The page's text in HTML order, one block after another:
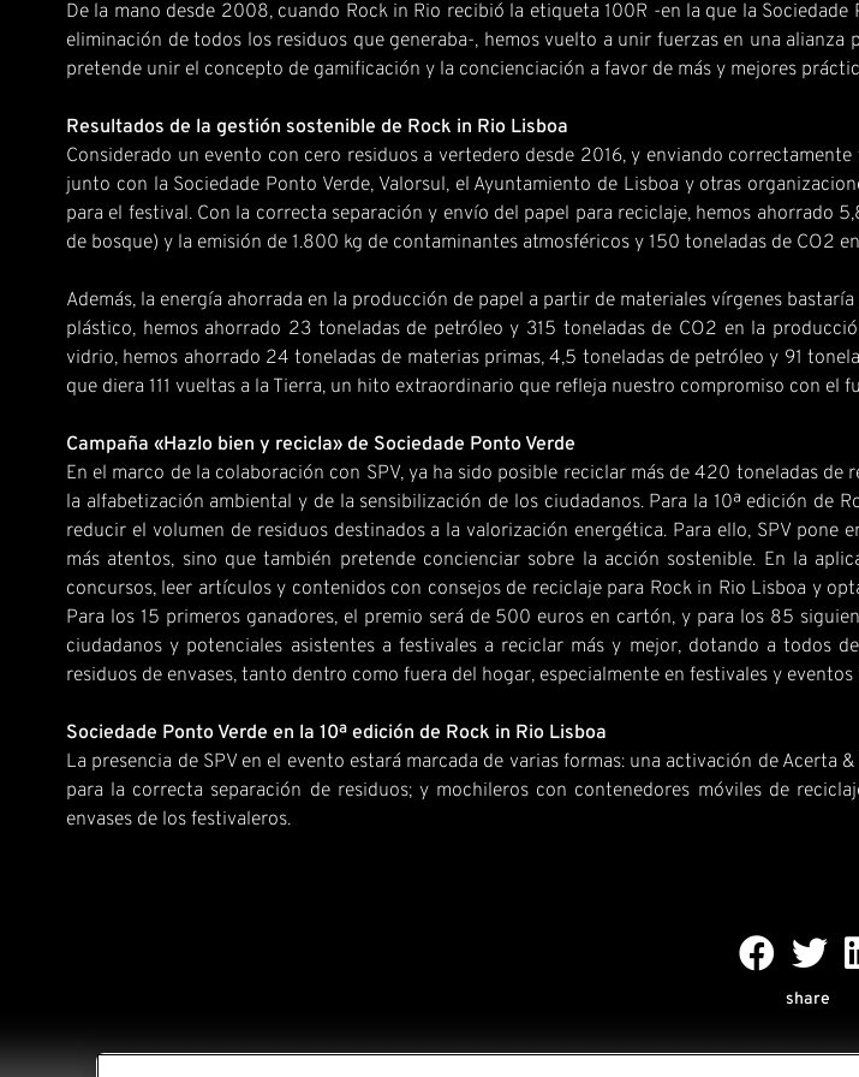
De la mano desde 2008, cuando Rock in Rio recibió la etiqueta 100R -en la que la
eliminación de todos los residuos que generaba-, hemos vuelto a unir fuerzas en una
pretende unir el concepto de gamificación y la concienciación a favor de más y mejores
Resultados de la gestión sostenible de Rock in Rio Lisboa
Considerado un evento con cero residuos a vertedero desde 2016, y enviando
junto con la Sociedade Ponto Verde, Valorsul, el Ayuntamiento de Lisboa y otras
para el festival. Con la correcta separación y envío del papel para reciclaje, hemos ahorrado
de bosque) y la emisión de 1.800 kg de contaminantes atmosféricos y 150 toneladas de CO2
Además, la energía ahorrada en la producción de papel a partir de materiales vírgenes
plástico, hemos ahorrado 23 toneladas de petróleo y 315 toneladas de CO2 en la
vidrio, hemos ahorrado 24 toneladas de materias primas, 4,5 toneladas de petróleo y 91
que diera 111 vueltas a la Tierra, un hito extraordinario que refleja nuestro compromiso con el
Campaña «Hazlo bien y recicla» de Sociedade Ponto Verde
En el marco de la colaboración con SPV, ya ha sido posible reciclar más de 420 toneladas
la alfabetización ambiental y de la sensibilización de los ciudadanos. Para la 10ª edición de
reducir el volumen de residuos destinados a la valorización energética. Para ello, SPV
más atentos, sino que también pretende concienciar sobre la acción sostenible. En la
concursos, leer artículos y contenidos con consejos de reciclaje para Rock in Rio Lisboa y
Para los 15 primeros ganadores, el premio será de 500 euros en cartón, y para los 85
ciudadanos y potenciales asistentes a festivales a reciclar más y mejor, dotando a todos
residuos de envases, tanto dentro como fuera del hogar, especialmente en festivales y
Sociedade Ponto Verde en la 10ª edición de Rock in Rio Lisboa
La presencia de SPV en el evento estará marcada de varias formas: una activación de
para la correcta separación de residuos; y mochileros con contenedores móviles de
envases de los festivaleros.
share